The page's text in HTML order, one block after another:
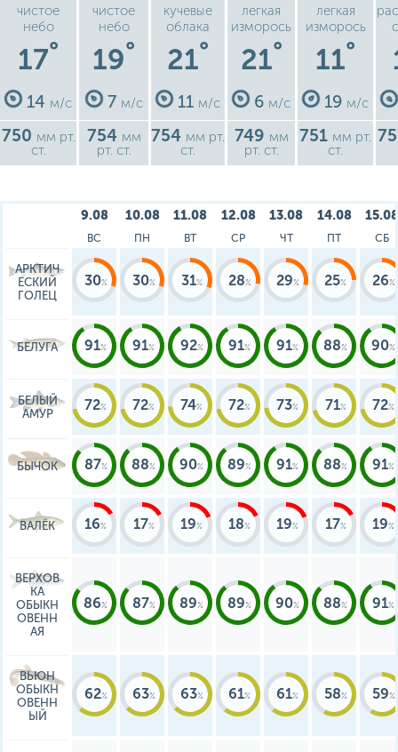
чистое
небо
17°
14 м/с
750 мм рт.
ст.
чистое
небо
19°
7 м/с
754 мм
рт. ст.
кучевые
облака
21°
11 м/с
754 мм рт.
ст.
легкая
изморось
21°
6 м/с
749 мм
рт. ст.
легкая
изморось
11°
19 м/с
751 мм рт.
ст.
9.08
ВС
10.08
ПН
11.08
ВТ
12.08
СР
13.08
ЧТ
14.08
ПТ
15.08
СБ
АРКТИЧ
ЕСКИЙ
ГОЛЕЦ
30 30 31 28 29 25 26
БЕЛУГА 91 91 92 91 91 88 90
БЕЛЫЙ
АМУР
72 72 74 72 73 71 72
БЫЧОК 87 88 90 89 91 88 91
ВАЛЁК 16 17 19 18 19 17 19
ВЕРХОВ
КА
ОБЫКН
ОВЕНН
АЯ
86 87 89 89 90 88 91
ВЬЮН
ОБЫКН
ОВЕНН
ЫЙ
62 63 63 61 61 58 59